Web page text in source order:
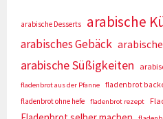
arabische Desserts arabische
arabisches Gebäck
arabische Süßigkeiten
fladenbrot aus der Pfanne fladenbrot
fladenbrot ohne hefe
fladenbrot rezept